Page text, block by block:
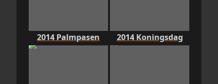
2014 Palmpasen 2014 Koningsdag